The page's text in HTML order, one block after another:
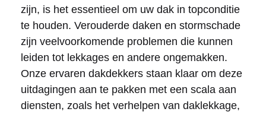
zijn, is het essentieel om uw dak in topconditie
te houden. Verouderde daken en stormschade
zijn veelvoorkomende problemen die kunnen
leiden tot lekkages en andere ongemakken.
Onze ervaren dakdekkers staan klaar om deze
uitdagingen aan te pakken met een scala aan
diensten, zoals het verhelpen van daklekkage,